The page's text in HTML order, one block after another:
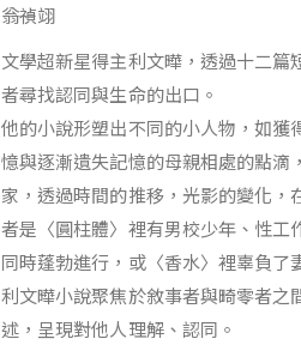
――翁禎翊
文學超新星得主利文曄，透過十二
者尋找認同與生命的出口。
他的小說形塑出不同的小人物，如
憶與逐漸遺失記憶的母親相處的點
家，透過時間的推移，光影的變化
者是〈圓柱體〉裡有男校少年、性
同時蓬勃進行，或〈香水〉裡辜負了
利文曄小說聚焦於敘事者與畸零者
述，呈現對他人理解、認同。